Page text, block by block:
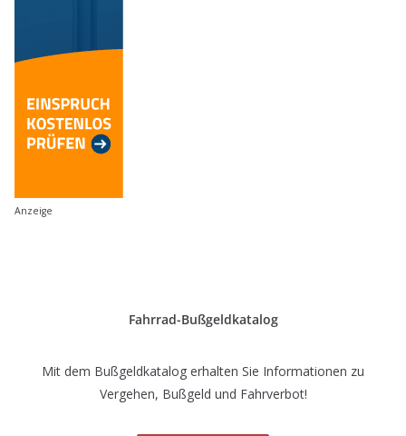
Anzeige
Fahrrad-Bußgeldkatalog
Mit dem Bußgeldkatalog erhalten Sie Informationen zu
Vergehen, Bußgeld und Fahrverbot!